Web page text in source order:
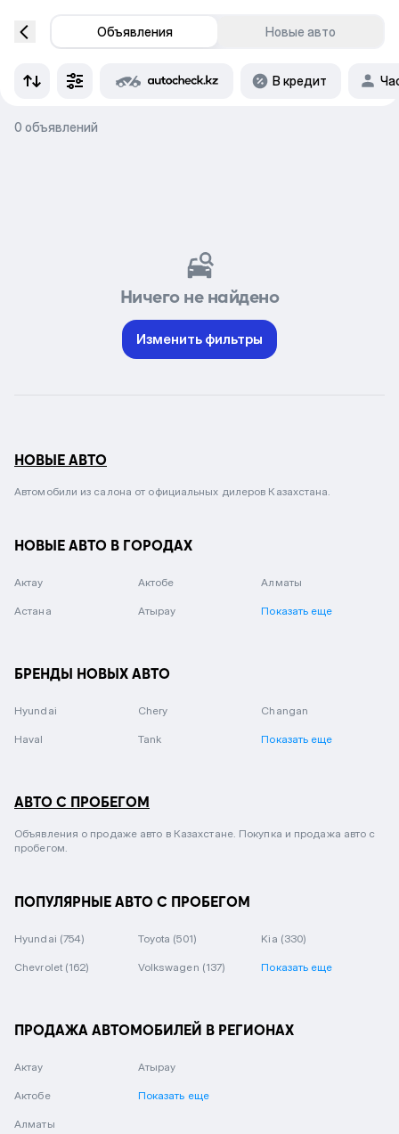
Объявления Новые авто
В кредит
0 объявлений
Ничего не найдено
Изменить фильтры
НОВЫЕ АВТО
Автомобили из салона от официальных дилеров Казахстана.
НОВЫЕ АВТО В ГОРОДАХ
Актау Актобе Алматы
Астана Атырау Показать еще
БРЕНДЫ НОВЫХ АВТО
Hyundai Chery Changan
Haval Tank Показать еще
АВТО С ПРОБЕГОМ
Объявления о продаже авто в Казахстане. Покупка и продажа авто с
пробегом.
ПОПУЛЯРНЫЕ АВТО С ПРОБЕГОМ
Hyundai (754) Toyota (501) Kia (330)
Chevrolet (162) Volkswagen (137) Показать еще
ПРОДАЖА АВТОМОБИЛЕЙ В РЕГИОНАХ
Актау
Актобе
Алматы
Атырау
Показать еще